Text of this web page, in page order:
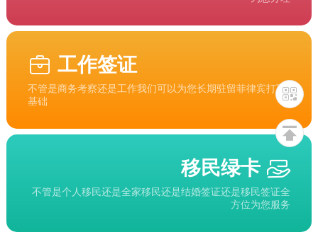
工作签证
不管是商务考察还是工作我们可以为您长期驻留菲律宾打下
基础
移民绿卡
不管是个人移民还是全家移民还是结婚签证还是移民签证全
方位为您服务